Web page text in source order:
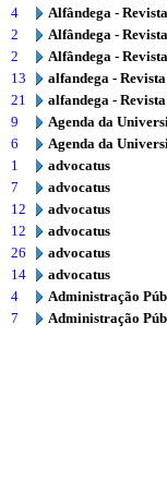
4
Alfândega -
2
Alfândega -
2
Alfândega -
13
alfandega -
21
alfandega -
9
Agenda da
6
Agenda da
1
advocatus
7
advocatus
12
advocatus
12
advocatus
26
advocatus
14
advocatus
4
Administração
7
Administração